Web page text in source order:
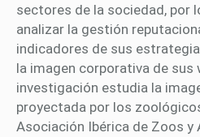
sectores de la sociedad, por
analizar la gestión
indicadores de sus
la imagen corporativa de sus
investigación estudia la
proyectada por los
Asociación Ibérica de Zoos y